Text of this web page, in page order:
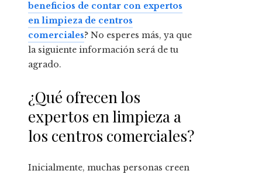
beneficios de contar con expertos
en limpieza de centros
comerciales? No esperes más, ya que
la siguiente información será de tu
agrado.
¿Qué ofrecen los
expertos en limpieza a
los centros comerciales?
Inicialmente, muchas personas creen